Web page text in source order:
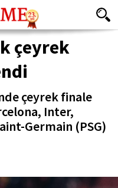
çeyrek
çeyrek finale
Inter,
Germain (PSG)